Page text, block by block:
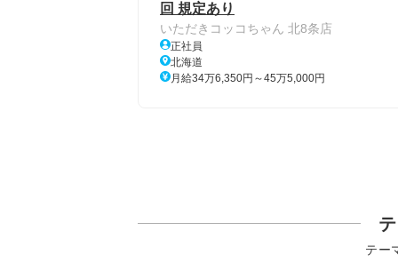
回 規定あり
いただきコッコちゃん 北8条店
正社員
北海道
月給34万6,350円～45万5,000円
テー